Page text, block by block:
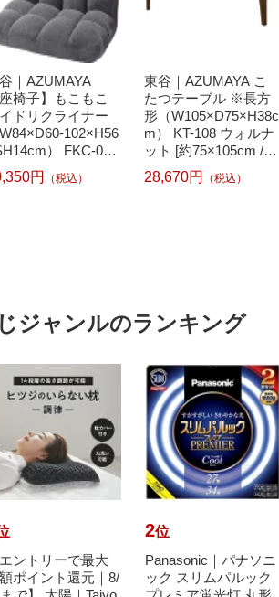
｜AZUMAYA
座椅子】もこもこ
ドリクライナー
W84×D60-102×H56
） FKC-005
グレー
円 （税込）
東谷｜AZUMAYA こ
たつテーブル ※長方
形（W105×D75×H38c
m） KT-108 ウォルナ
ット [約75×105cm /長
方形]
28,670円 （税込）
ジャンルのランキング
エントリーで最大
ポイント還元｜8/
2位
Panasonic｜パナソニ
ック スリムパルック